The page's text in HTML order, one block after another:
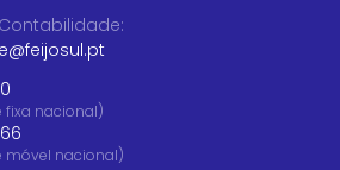
:
fixa nacional)
móvel nacional)